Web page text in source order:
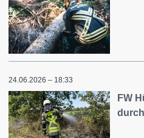
24.06.2026 – 18:33
FW